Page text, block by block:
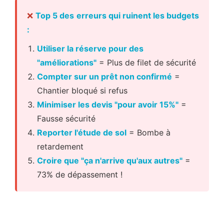
❌Top 5 des erreurs qui ruinent les budgets
:
Utiliser la réserve pour des
"améliorations" = Plus de filet de sécurité
Compter sur un prêt non confirmé =
Chantier bloqué si refus
Minimiser les devis "pour avoir 15%" =
Fausse sécurité
Reporter l'étude de sol = Bombe à
retardement
Croire que "ça n'arrive qu'aux autres" =
73% de dépassement !